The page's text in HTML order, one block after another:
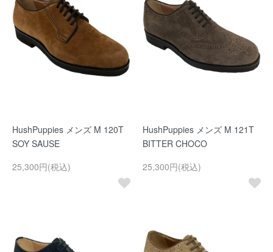
HushPuppies メンズ M 120T
SOY SAUSE
25,300円(税込)
HushPuppies メンズ M 121T
BITTER CHOCO
25,300円(税込)